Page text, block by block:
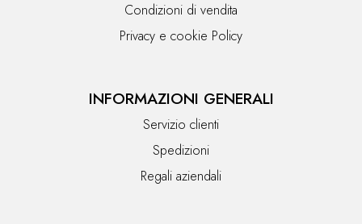
Condizioni di vendita
Privacy e cookie Policy
INFORMAZIONI GENERALI
Servizio clienti
Spedizioni
Regali aziendali